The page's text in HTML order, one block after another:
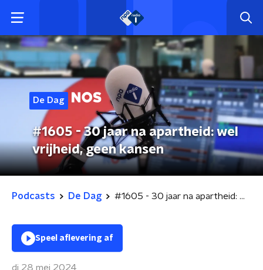
De Dag
#1605 - 30 jaar na apartheid: wel
vrijheid, geen kansen
Podcasts De Dag #1605 - 30 jaar na apartheid: wel vrijheid, geen kansen
Speel aflevering af
di 28 mei 2024